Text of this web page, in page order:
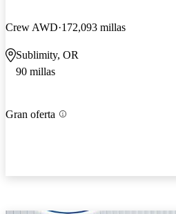
Crew AWD 172,093 millas
Sublimity, OR
90 millas
Gran oferta